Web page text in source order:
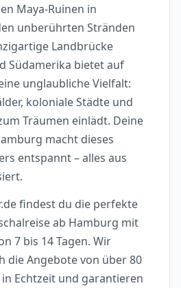
Maya-Ruinen in
unberührten Stränden
Landbrücke
Südamerika bietet auf
unglaubliche Vielfalt:
koloniale Städte und
Träumen einlädt. Deine
macht dieses
entspannt – alles aus
findest du die perfekte
ab Hamburg mit
7 bis 14 Tagen. Wir
die Angebote von über 80
Echtzeit und garantieren